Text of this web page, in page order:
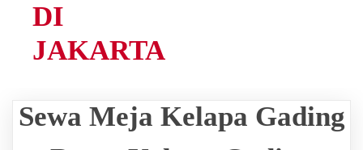
DI
JAKARTA
Sewa Meja Kelapa Gading